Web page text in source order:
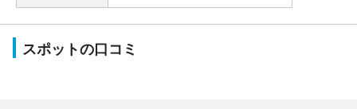
スポットの口コミ